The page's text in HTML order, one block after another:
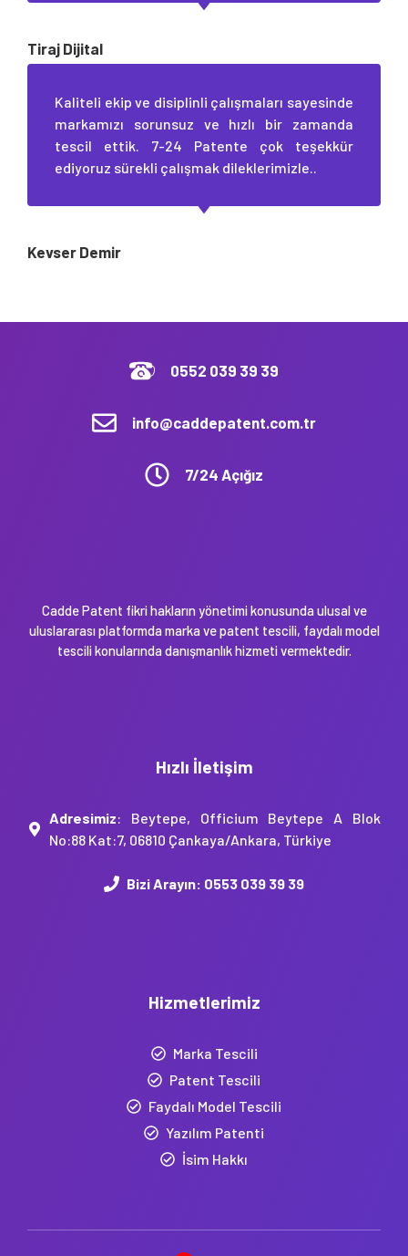
Tiraj Dijital
Kaliteli ekip ve disiplinli çalışmaları sayesinde
markamızı sorunsuz ve hızlı bir zamanda
tescil ettik. 7-24 Patente çok teşekkür
ediyoruz sürekli çalışmak dileklerimizle..
Kevser Demir
0552 039 39 39
info@caddepatent.com.tr
7/24 Açığız
Cadde Patent fikri hakların yönetimi konusunda ulusal ve
uluslararası platformda marka ve patent tescili, faydalı model
tescili konularında danışmanlık hizmeti vermektedir.
Hızlı İletişim
Adresimiz: Beytepe, Officium Beytepe A Blok
No:88 Kat:7, 06810 Çankaya/Ankara, Türkiye
Bizi Arayın: 0553 039 39 39
Hizmetlerimiz
Marka Tescili
Patent Tescili
Faydalı Model Tescili
Yazılım Patenti
İsim Hakkı